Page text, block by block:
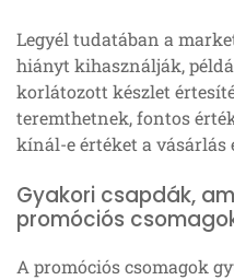
Legyél tudatában a
hiányt kihasználják,
korlátozott készlet
teremthetnek, fontos
kínál-e értéket a vásárlás
Gyakori csapdák,
promóciós
A promóciós csomagok